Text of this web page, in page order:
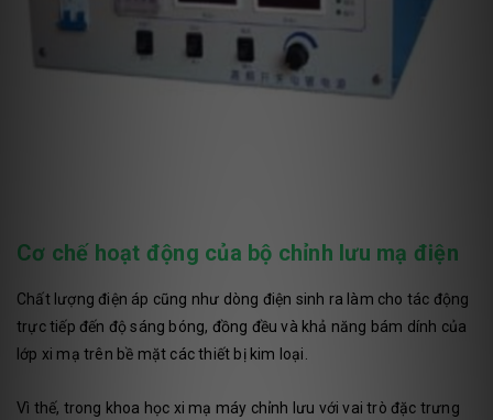
Cơ chế hoạt động của bộ chỉnh lưu mạ điện
Chất lượng điện áp cũng như dòng điện sinh ra làm cho tác động
trực tiếp đến độ sáng bóng, đồng đều và khả năng bám dính của
lớp xi mạ trên bề mặt các thiết bị kim loại.
Vì thế, trong khoa học xi mạ máy chỉnh lưu với vai trò đặc trưng